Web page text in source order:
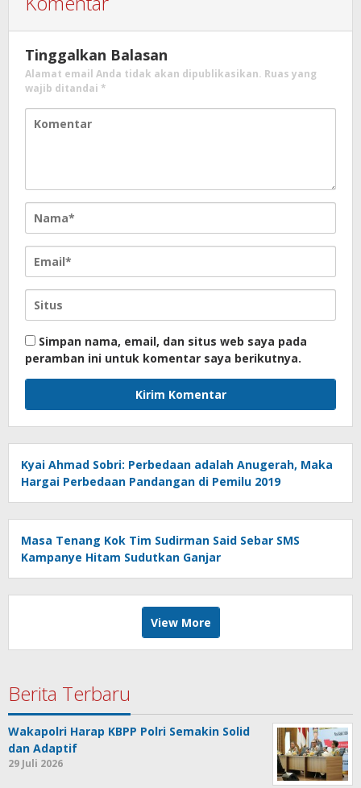
Tinggalkan Balasan
Alamat email Anda tidak akan dipublikasikan. Ruas yang
wajib ditandai *
Simpan nama, email, dan situs web saya pada
peramban ini untuk komentar saya berikutnya.
Kyai Ahmad Sobri: Perbedaan adalah Anugerah, Maka
Hargai Perbedaan Pandangan di Pemilu 2019
Masa Tenang Kok Tim Sudirman Said Sebar SMS
Kampanye Hitam Sudutkan Ganjar
View More
Berita Terbaru
Wakapolri Harap KBPP Polri Semakin Solid
dan Adaptif
29 Juli 2026